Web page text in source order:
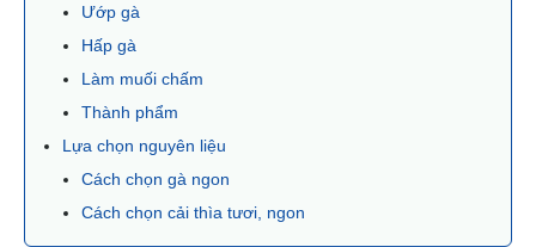
Ướp gà
Hấp gà
Làm muối chấm
Thành phẩm
Lựa chọn nguyên liệu
Cách chọn gà ngon
Cách chọn cải thìa tươi, ngon